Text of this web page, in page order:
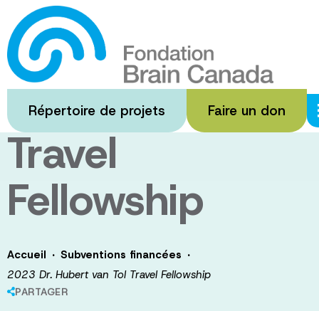
Passer
au
contenu
principal
Répertoire de projets Faire un don
2023 Dr.
Hubert van Tol
Travel
Fellowship
Accueil · Subventions financées ·
2023 Dr. Hubert van Tol Travel Fellowship
PARTAGER